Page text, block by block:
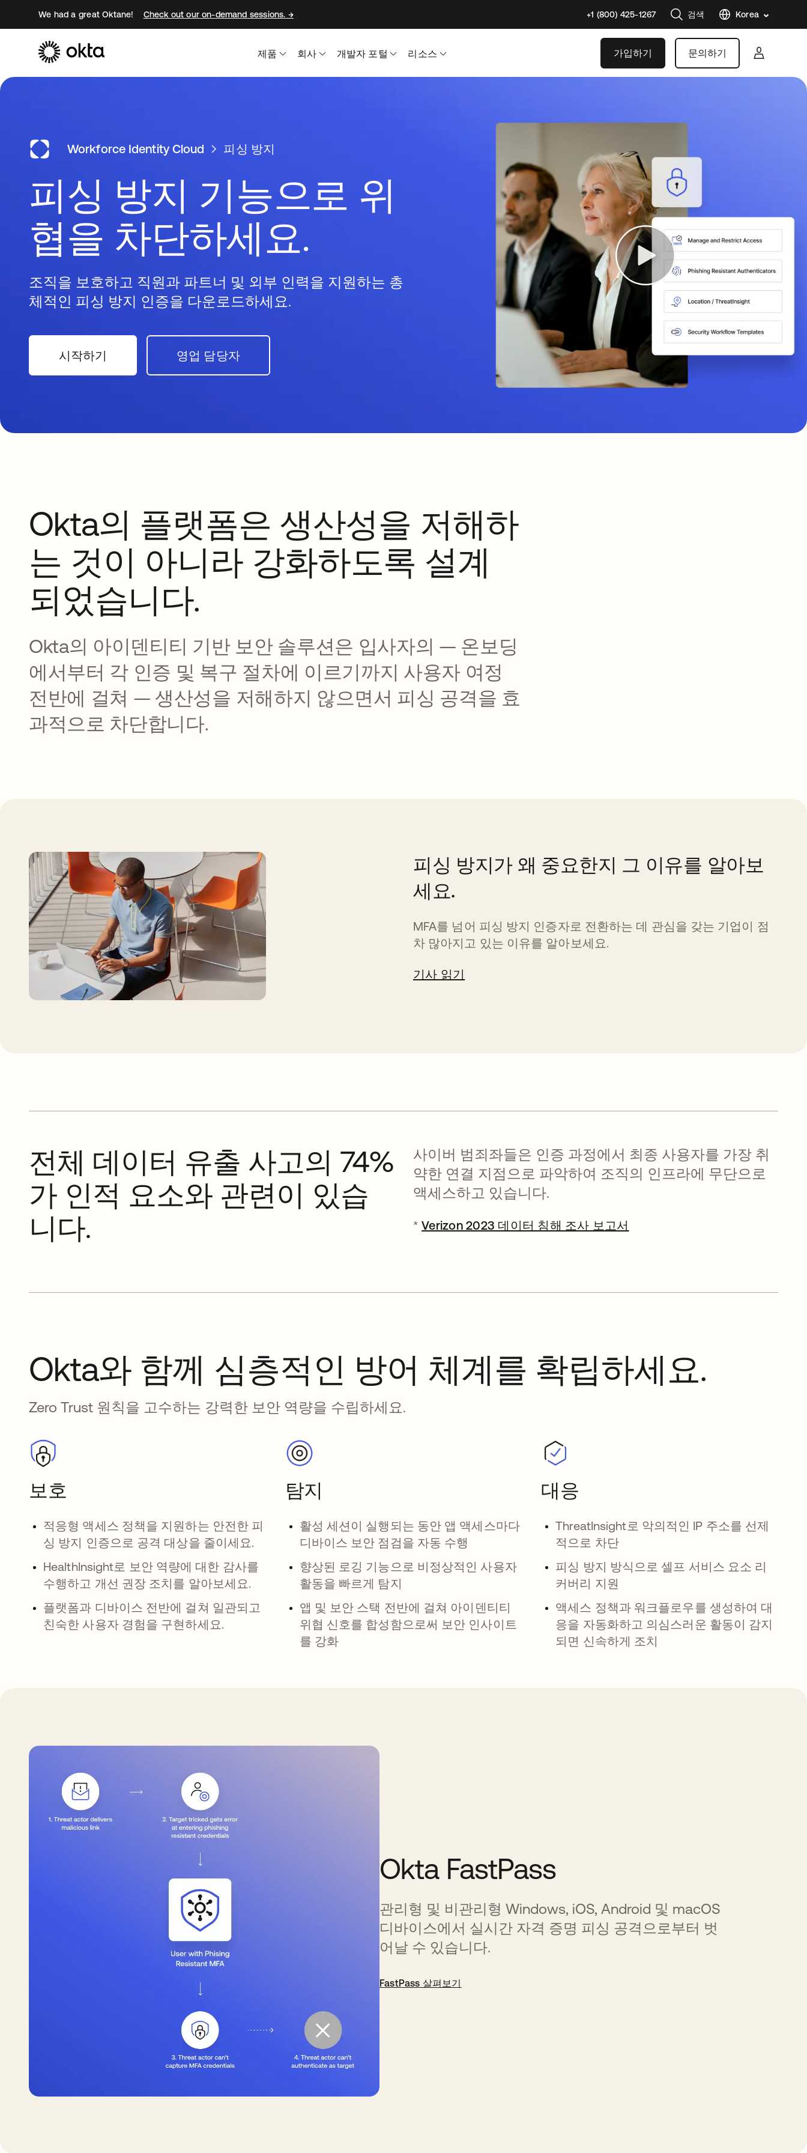
We had a great Oktane! Check out our on-demand sessions. → +1 (800) 425-1267 검색 Korea
제품 회사 개발자 포털 리소스 가입하기 문의하기
Workforce Identity Cloud 피싱 방지
피싱 방지 기능으로 위
협을 차단하세요.
조직을 보호하고 직원과 파트너 및 외부 인력을 지원하는 총
체적인 피싱 방지 인증을 다운로드하세요.
시작하기 영업 담당자
Okta의 플랫폼은 생산성을 저해하
는 것이 아니라 강화하도록 설계
되었습니다.
Okta의 아이덴티티 기반 보안 솔루션은 입사자의 — 온보딩
에서부터 각 인증 및 복구 절차에 이르기까지 사용자 여정
전반에 걸쳐 — 생산성을 저해하지 않으면서 피싱 공격을 효
과적으로 차단합니다.
피싱 방지가 왜 중요한지 그 이유를 알아보
세요.
MFA를 넘어 피싱 방지 인증자로 전환하는 데 관심을 갖는 기업이 점
차 많아지고 있는 이유를 알아보세요.
기사 읽기
전체 데이터 유출 사고의 74%
가 인적 요소와 관련이 있습
니다.
사이버 범죄좌들은 인증 과정에서 최종 사용자를 가장 취
약한 연결 지점으로 파악하여 조직의 인프라에 무단으로
액세스하고 있습니다.
*Verizon 2023 데이터 침해 조사 보고서
Okta와 함께 심층적인 방어 체계를 확립하세요.
Zero Trust 원칙을 고수하는 강력한 보안 역량을 수립하세요.
보호
적응형 액세스 정책을 지원하는 안전한 피
싱 방지 인증으로 공격 대상을 줄이세요.
HealthInsight로 보안 역량에 대한 감사를
수행하고 개선 권장 조치를 알아보세요.
플랫폼과 디바이스 전반에 걸쳐 일관되고
친숙한 사용자 경험을 구현하세요.
탐지
활성 세션이 실행되는 동안 앱 액세스마다
디바이스 보안 점검을 자동 수행
향상된 로깅 기능으로 비정상적인 사용자
활동을 빠르게 탐지
앱 및 보안 스택 전반에 걸쳐 아이덴티티
위협 신호를 합성함으로써 보안 인사이트
를 강화
대응
ThreatInsight로 악의적인 IP 주소를 선제
적으로 차단
피싱 방지 방식으로 셀프 서비스 요소 리
커버리 지원
액세스 정책과 워크플로우를 생성하여 대
응을 자동화하고 의심스러운 활동이 감지
되면 신속하게 조치
Okta FastPass
관리형 및 비관리형 Windows, iOS, Android 및 macOS
디바이스에서 실시간 자격 증명 피싱 공격으로부터 벗
어날 수 있습니다.
FastPass 살펴보기